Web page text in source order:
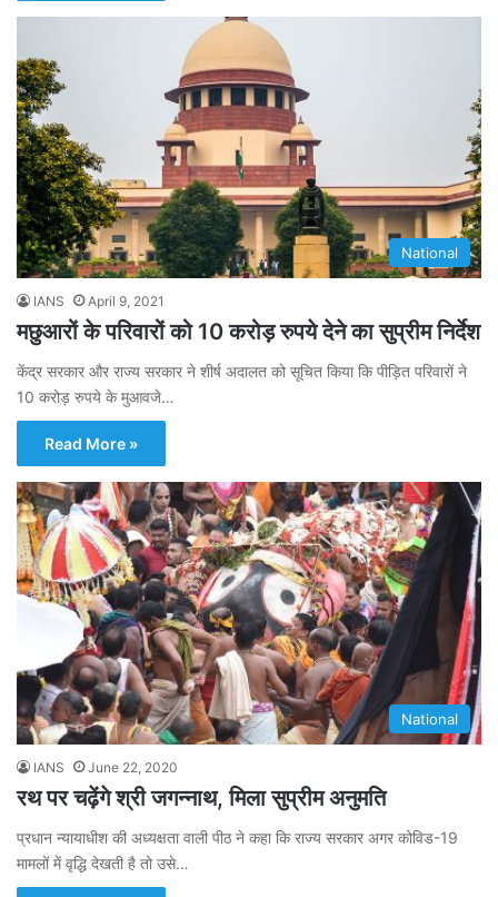
National
IANS April 9, 2021
मछुआरों के परिवारों को 10 करोड़ रुपये देने का सुप्रीम निर्देश
केंद्र सरकार और राज्य सरकार ने शीर्ष अदालत को सूचित किया कि पीड़ित परिवारों ने
10 करोड़ रुपये के मुआवजे…
Read More »
National
IANS June 22, 2020
रथ पर चढ़ेंगे श्री जगन्नाथ, मिला सुप्रीम अनुमति
प्रधान न्यायाधीश की अध्यक्षता वाली पीठ ने कहा कि राज्य सरकार अगर कोविड-19
मामलों में वृद्धि देखती है तो उसे…